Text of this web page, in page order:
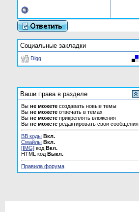
Социальные закладки
Digg
Ваши права в разделе
Вы не можете создавать новые темы
Вы не можете отвечать в темах
Вы не можете прикреплять вложения
Вы не можете редактировать свои сообщения
BB коды Вкл.
Смайлы Вкл.
[IMG] код Вкл.
HTML код Выкл.
Правила форума